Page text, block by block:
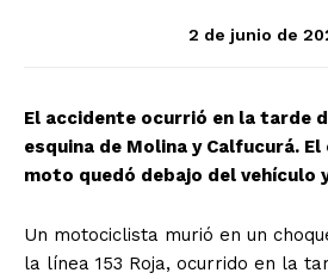
2 de junio de
El accidente ocurrió en la tarde
esquina de Molina y Calfucurá.
moto quedó debajo del vehículo
Un motociclista murió en un
la línea 153 Roja, ocurrido en la